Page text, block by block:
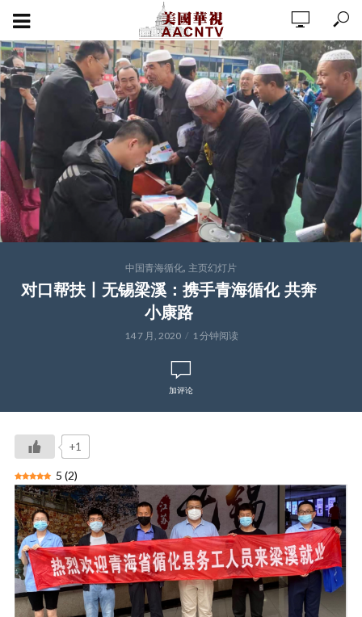
中国青海循化, 主页幻灯片
对口帮扶丨无锡梁溪：携手青海循化 共奔
小康路
14 7 月, 2020 1 分钟阅读
加评论
+1
5 (2)